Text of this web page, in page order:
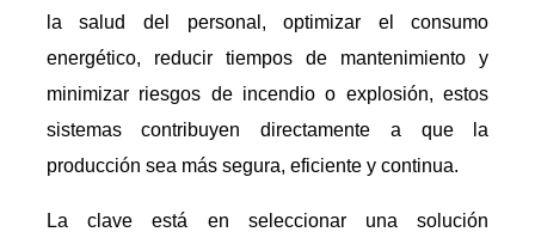
la salud del personal, optimizar el consumo
energético, reducir tiempos de mantenimiento y
minimizar riesgos de incendio o explosión, estos
sistemas contribuyen directamente a que la
producción sea más segura, eficiente y continua.
La clave está en seleccionar una solución